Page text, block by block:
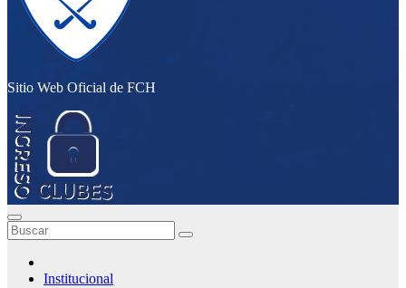
Sitio Web Oficial de FCH
Institucional